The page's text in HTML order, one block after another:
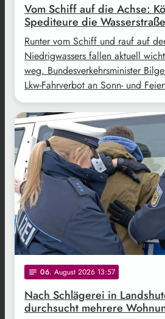
Vom Schiff auf die Achse:
Spediteure die
Runter vom Schiff und rauf auf
Niedrigwassers fallen aktuell
weg. Bundesverkehrsminister
Lkw-Fahrverbot an Sonn- und
notes 06. August 2026 13:57
Nach Schlägerei in
durchsucht mehrere